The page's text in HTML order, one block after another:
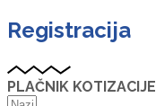
Registracija
PLAČNIK KOTIZACIJE